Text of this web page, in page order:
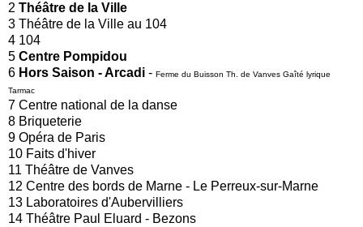
2 Théâtre de la Ville
3 Théâtre de la Ville au 104
4 104
5 Centre Pompidou
6 Hors Saison - Arcadi - Ferme du Buisson Th. de Vanves Gaîté lyrique
Tarmac
7 Centre national de la danse
8 Briqueterie
9 Opéra de Paris
10 Faits d'hiver
11 Théâtre de Vanves
12 Centre des bords de Marne - Le Perreux-sur-Marne
13 Laboratoires d'Aubervilliers
14 Théâtre Paul Eluard - Bezons